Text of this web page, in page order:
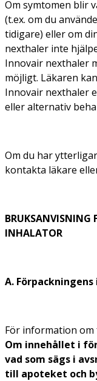
Om symtomen blir
(t.ex. om du
tidigare) eller om
nexthaler inte
Innovair nexthaler
möjligt. Läkaren
Innovair nexthaler
eller alternativ
Om du har
kontakta läkare
BRUKSANVISNING
INHALATOR
A.
För information om
Om innehållet i
vad som sägs i
till apoteket och